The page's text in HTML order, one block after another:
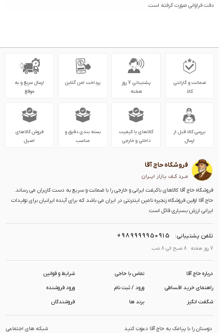
دقت فراوانی صورت گرفته است.
ضمانت و گارانتی
کالا
پشتیبانی 7 روز
هفته
پرداخت امن آنلاین
ارسال سریع و به
موقع
بررسی کالا قبل از
ارسال
کالاهای با کیفیت
داخلی و خارجی
بسته بندی دقیق و
مناسب
فروش کالاهای
اصیل
فروشگاه حاج آقا
مــرد کـف بـازار ایــران
فروشگاه حاج آقا کالاهای باکیفت ایرانی و خارجی را با ضمانت و سریع به دست کاربران می رساند.
حاج آقا اولین فروشگاه زنجیره تامین اینترنتی در ایران می باشد که برای آینده ایرانیان برای تولیدات
ایرانی ارزش بسیاری قائل است
تلفن پشتیبانی: +989999950915
7 روز هفته 8 صبح الی 8 شب
درباره حاج آقا تماس با حاجی شرایط و قوانین
راهنمای خرید اقساطی ورود / ثبت نام ورود فروشنده
شگفت انگیز برند ها فروشندگان
دوستان را با پیامک به حاج آقا دعوت کنید شبکه های اجتماعی